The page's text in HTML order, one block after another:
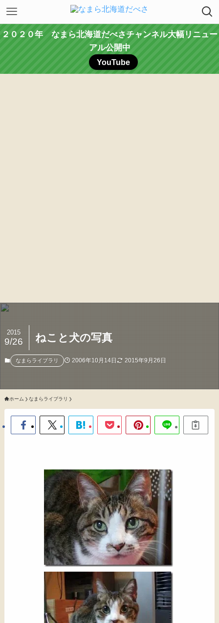
２０２０年 なまら北海道だべさチャンネル大幅リニュー
アル公開中
YouTube
ねこと犬の写真
2015
9/26
なまらライブラリ 2006年10月14日 2015年9月26日
ホーム なまらライブラリ